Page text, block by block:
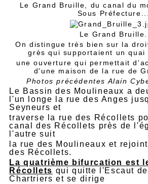
Le Grand Bruille, du canal du
Sous Préfecture...
Le Grand Bruille.
On distingue très bien sur la
grès qui supportaient un quai
une ouverture qui permettait
d'une maison de la rue de
Photos précédentes Alain
Le Bassin des Moulineaux a
l'un longe la rue des Anges
Seyneurs et
traverse la rue des Récollets
canal des Récollets près de
l'autre suit
la rue des Moulineaux et
des Récollets.
La quatrième bifurcation est
Récollets qui quitte l'Escaut
Chartriers et se dirige